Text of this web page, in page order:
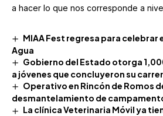
a hacer lo que nos corresponde a
MIAA Fest regresa para celebrar
Agua
Gobierno del Estado otorga
a jóvenes que concluyeron su
Operativo en Rincón de Romos
desmantelamiento de
La clínica Veterinaria Móvil ya